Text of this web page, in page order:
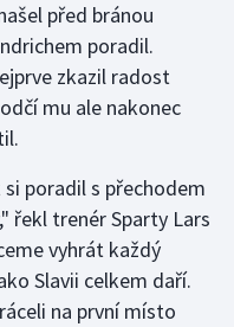
před bránou
poradil.
zkazil radost
mu ale nakonec
poradil s přechodem
řekl trenér Sparty Lars
vyhrát každý
Slavii celkem daří.
na první místo